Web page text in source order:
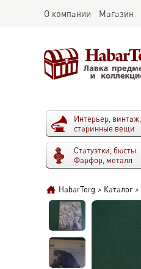
О компании Магазин
Интерьер, винтаж,
старинные вещи
Статуэтки, бюсты.
Фарфор, металл
HabarTorg > Каталог >